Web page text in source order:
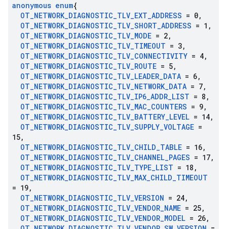
anonymous enum{
OT_NETWORK_DIAGNOSTIC_TLV_EXT_ADDRESS = 0,
OT_NETWORK_DIAGNOSTIC_TLV_SHORT_ADDRESS = 1 ,
OT_NETWORK_DIAGNOSTIC_TLV_MODE = 2,
OT_NETWORK_DIAGNOSTIC_TLV_TIMEOUT = 3,
OT_NETWORK_DIAGNOSTIC_TLV_CONNECTIVITY = 4,
OT_NETWORK_DIAGNOSTIC_TLV_ROUTE = 5,
OT_NETWORK_DIAGNOSTIC_TLV_LEADER_DATA = 6,
OT_NETWORK_DIAGNOSTIC_TLV_NETWORK_DATA = 7,
OT_NETWORK_DIAGNOSTIC_TLV_IP6_ADDR_LIST = 8 ,
OT_NETWORK_DIAGNOSTIC_TLV_MAC_COUNTERS = 9,
OT_NETWORK_DIAGNOSTIC_TLV_BATTERY_LEVEL = 14,
OT_NETWORK_DIAGNOSTIC_TLV_SUPPLY_VOLTAGE =
15,
OT_NETWORK_DIAGNOSTIC_TLV_CHILD_TABLE = 16,
OT_NETWORK_DIAGNOSTIC_TLV_CHANNEL_PAGES = 17,
OT_NETWORK_DIAGNOSTIC_TLV_TYPE_LIST = 18 ,
OT_NETWORK_DIAGNOSTIC_TLV_MAX_CHILD_TIMEOUT
= 19,
OT_NETWORK_DIAGNOSTIC_TLV_VERSION = 24,
OT_NETWORK_DIAGNOSTIC_TLV_VENDOR_NAME = 25,
OT_NETWORK_DIAGNOSTIC_TLV_VENDOR_MODEL = 26,